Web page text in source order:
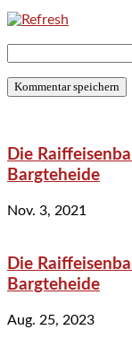
Die
Bargteheide
Nov. 3, 2021
Die
Bargteheide
Aug. 25, 2023